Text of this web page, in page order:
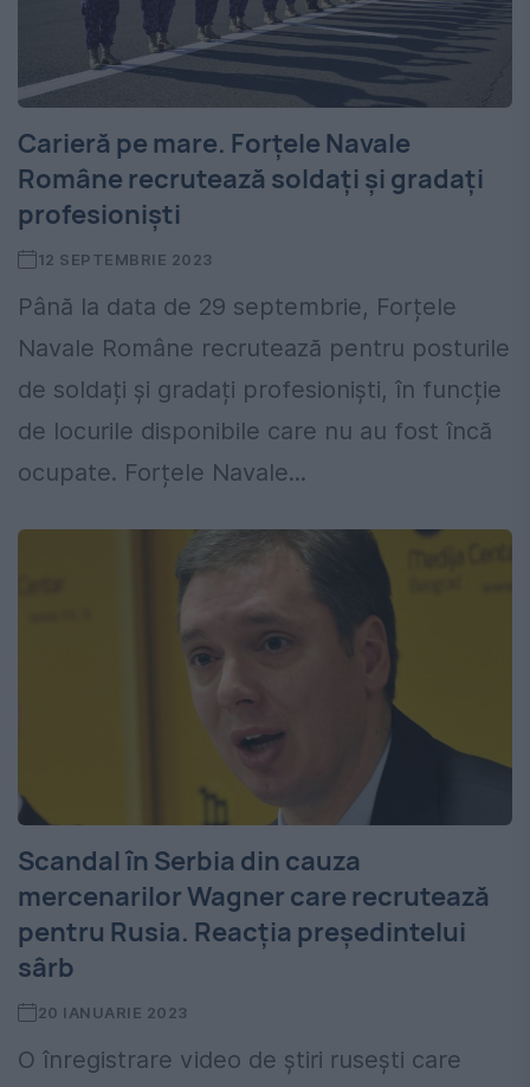
Carieră pe mare. Forțele Navale
Române recrutează soldați și gradați
profesioniști
12 SEPTEMBRIE 2023
Până la data de 29 septembrie, Forțele
Navale Române recrutează pentru posturile
de soldați și gradați profesioniști, în funcție
de locurile disponibile care nu au fost încă
ocupate. Forțele Navale...
Scandal în Serbia din cauza
mercenarilor Wagner care recrutează
pentru Rusia. Reacția președintelui
sârb
20 IANUARIE 2023
O înregistrare video de știri rusești care